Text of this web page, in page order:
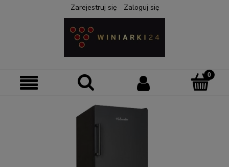
Zarejestruj się Zaloguj się